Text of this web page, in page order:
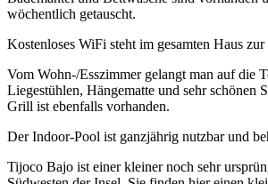
wöchentlich getauscht.
Kostenloses WiFi steht im gesamten Haus
Vom Wohn-/Esszimmer gelangt man auf die
Liegestühlen, Hängematte und sehr schönen
Grill ist ebenfalls vorhanden.
Der Indoor-Pool ist ganzjährig nutzbar und
Tijoco Bajo ist einer kleiner noch sehr